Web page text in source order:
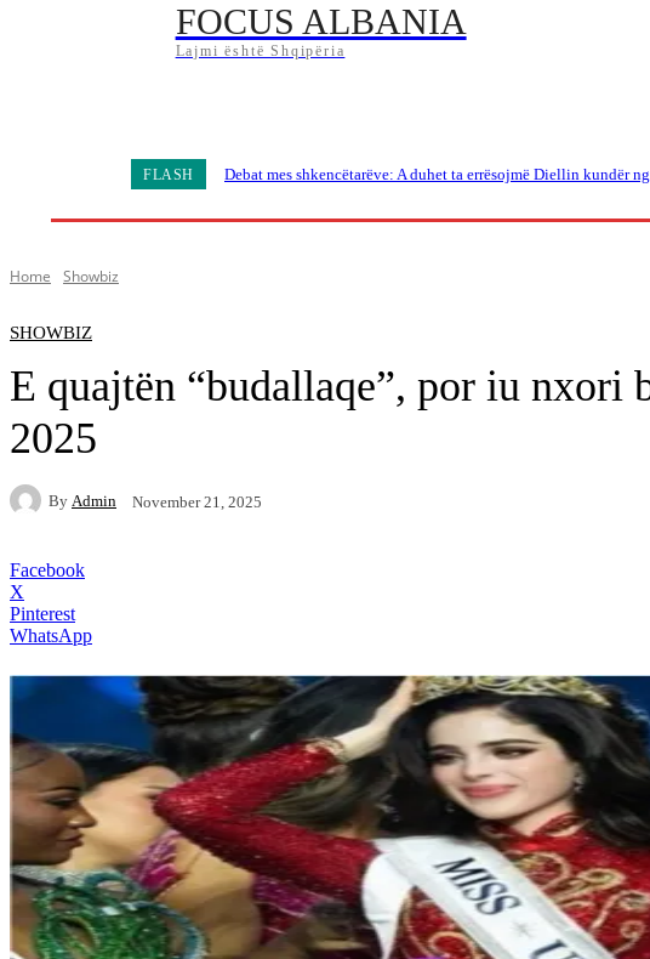
FOCUS ALBANIA
Lajmi është Shqipëria
FLASH Debat mes shkencëtarëve: A duhet ta errësojmë Diellin kundër
Home Showbiz
SHOWBIZ
E quajtën “budallaqe”, por iu nxori
2025
By Admin November 21, 2025
Facebook
X
Pinterest
WhatsApp